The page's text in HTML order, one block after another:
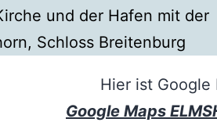
und der Hafen mit der
Schloss Breitenburg
Hier ist Google
Google Maps